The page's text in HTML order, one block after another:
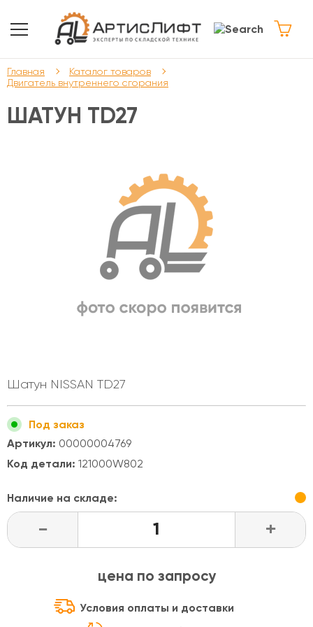
Главная
Каталог товаров
Двигатель внутреннего сгорания
ШАТУН TD27
Шатун NISSAN TD27
Под заказ
Артикул: 00000004769
Код детали: 121000W802
Наличие на складе:
- +
цена по запросу
Условия оплаты и доставки